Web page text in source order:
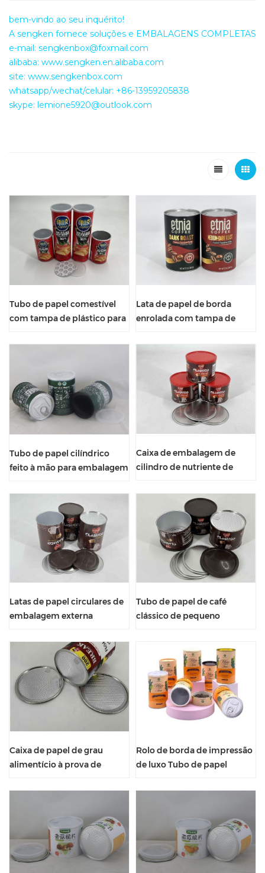
bem-vindo ao seu inquérito!
A sengken fornece soluções e EMBALAGENS COMPLETAS
e-mail: sengkenbox@foxmail.com
alibaba: www.sengken.en.alibaba.com
site: www.sengkenbox.com
whatsapp/wechat/celular: +86-13959205838
skype: lemione5920@outlook.com
Tubo de papel comestível
com tampa de plástico para
Lata de papel de borda
enrolada com tampa de
para embalagem de café
cilindro tubo de papel à
prova de umidade caixa
composta de grau
alimentício
Tubo de papel cilíndrico
feito à mão para embalagem
personalizado e tampa de
lata com anel de puxar
Caixa de embalagem de
cilindro de nutriente de
tampa de vedação
Latas de papel circulares de
embalagem externa
alimentos
Tubo de papel de café
clássico de pequeno
Caixa de papel de grau
alimentício à prova de
vedação
Rolo de borda de impressão
de luxo Tubo de papel
papelão